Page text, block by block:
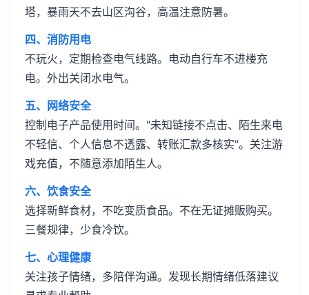
塔，暴雨天不去山区沟谷，高温注意防暑。
四、消防用电
不玩火，定期检查电气线路。电动自行车不进楼充
电。外出关闭水电气。
五、网络安全
控制电子产品使用时间。"未知链接不点击、陌生来电
不轻信、个人信息不透露、转账汇款多核实"。关注游
戏充值，不随意添加陌生人。
六、饮食安全
选择新鲜食材，不吃变质食品。不在无证摊贩购买。
三餐规律，少食冷饮。
七、心理健康
关注孩子情绪，多陪伴沟通。发现长期情绪低落建议